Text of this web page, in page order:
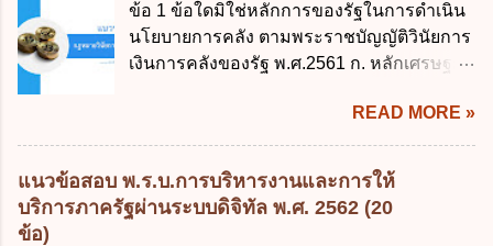
พ.ศ. 2544 4. ประกาศของคณะปฏิวัติ ฉบับที่
203 ลงวันที่ 31 สิงหาคม 2515 ข้อ 3. ข้อใดไม่
ถูกต้อง 1. นายกรัฐมนตรีมีอำนาจออกกฎเพื่อ
ประมาณ พ.ศ. 2561 2. นายกรัฐมนตรีเป็นผู้
รักษาการตามพระราช บัญญัติวิธีการงบ
ประมาณ พ.ศ. 2561 3. รัฐมนตรีว่าการ
กระทรวงการคลัง เป็นผู้รักษาการตามพระ
ข้อ 1 ข้อใดมิใช่หลักการของรัฐในการดำเนิน
นโยบายการคลัง ตามพระราชบัญญัติวินัยการ
เงินการคลังของรัฐ พ.ศ.2561 ก. หลักเศรษฐกิจ
เศรษฐกิจ ค. หลักการพัฒนาทางเศรษฐกิจ
อย่างยั่งยืน ง. หลักความเป็นธรรมในสังคม ข้อ
2 สัดส่วนหนี้สาธารณะต่อผลิตภัณฑ์มวลรวม
ในประเทศเพื่อใช้เป็นกรอบในการบริหารหนี้
สาธารณะเป็นไปตามข้อใด ก. ไม่เกินร้อยละ 5
READ MORE »
แนวข้อสอบ พ.ร.บ.การบริหารงานและการให้
บริการภาครัฐผ่านระบบดิจิทัล พ.ศ. 2562 (20
ข้อ)